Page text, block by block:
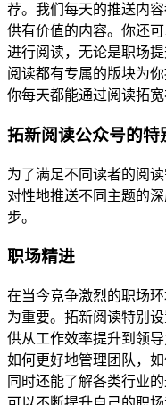
荐。我们每天的推送内
供有价值的内容。你还
进行阅读，无论是职场
阅读都有专属的版块为
你每天都能通过阅读拓宽
拓新阅读公众号的特
为了满足不同读者的阅
对性地推送不同主题的
步。
职场精进
在当今竞争激烈的职场
为重要。拓新阅读特别
供从工作效率提升到领
如何更好地管理团队，
同时还能了解各类行业